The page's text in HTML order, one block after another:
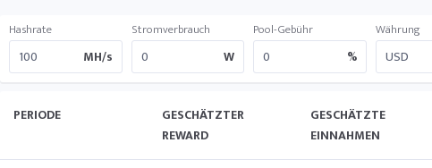
Hashrate
MH/s
Stromverbrauch
W
Pool-Gebühr
%
Währung
PERIODE
GESCHÄTZTER
REWARD
GESCHÄTZTE
EINNAHMEN